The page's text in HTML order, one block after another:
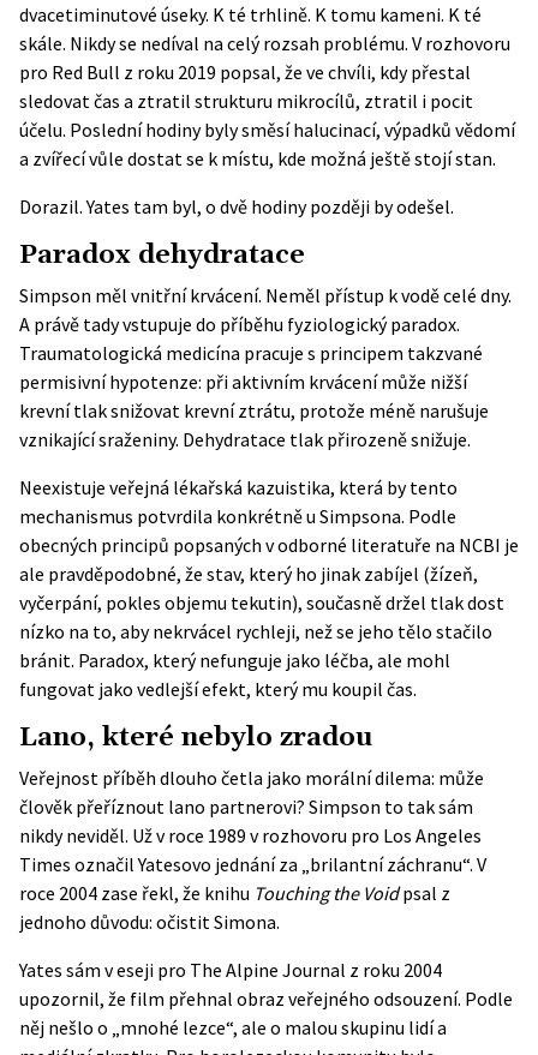
dvacetiminutové úseky. K té trhlině. K tomu kameni. K té
skále. Nikdy se nedíval na celý rozsah problému. V rozhovoru
pro Red Bull z roku 2019 popsal, že ve chvíli, kdy přestal
sledovat čas a ztratil strukturu mikrocílů, ztratil i pocit
účelu. Poslední hodiny byly směsí halucinací, výpadků vědomí
a zvířecí vůle dostat se k místu, kde možná ještě stojí stan.
Dorazil. Yates tam byl, o dvě hodiny později by odešel.
Paradox dehydratace
Simpson měl vnitřní krvácení. Neměl přístup k vodě celé dny.
A právě tady vstupuje do příběhu fyziologický paradox.
Traumatologická medicína pracuje s principem takzvané
permisivní hypotenze: při aktivním krvácení může nižší
krevní tlak snižovat krevní ztrátu, protože méně narušuje
vznikající sraženiny. Dehydratace tlak přirozeně snižuje.
Neexistuje veřejná lékařská kazuistika, která by tento
mechanismus potvrdila konkrétně u Simpsona. Podle
obecných principů popsaných v odborné literatuře na NCBI je
ale pravděpodobné, že stav, který ho jinak zabíjel (žízeň,
vyčerpání, pokles objemu tekutin), současně držel tlak dost
nízko na to, aby nekrvácel rychleji, než se jeho tělo stačilo
bránit. Paradox, který nefunguje jako léčba, ale mohl
fungovat jako vedlejší efekt, který mu koupil čas.
Lano, které nebylo zradou
Veřejnost příběh dlouho četla jako morální dilema: může
člověk přeříznout lano partnerovi? Simpson to tak sám
nikdy neviděl. Už v roce 1989 v rozhovoru pro Los Angeles
Times označil Yatesovo jednání za „brilantní záchranu“. V
roce 2004 zase řekl, že knihu Touching the Voidpsal z
jednoho důvodu: očistit Simona.
Yates sám v eseji pro The Alpine Journal z roku 2004
upozornil, že film přehnal obraz veřejného odsouzení. Podle
něj nešlo o „mnohé lezce“, ale o malou skupinu lidí a